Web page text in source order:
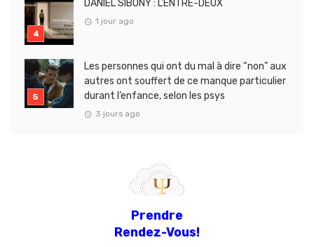
DANIEL SIBONY : L’ENTRE-DEUX
1 jour ago
Les personnes qui ont du mal à dire “non” aux
autres ont souffert de ce manque particulier
durant l’enfance, selon les psys
3 jours ago
Prendre
Rendez-Vous!